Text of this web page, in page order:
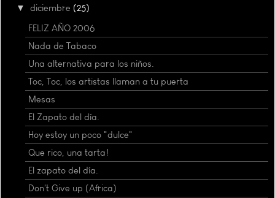
▼ diciembre (25)
FELIZ AÑO 2006
Nada de Tabaco
Una alternativa para los niños.
Toc, Toc, los artistas llaman a tu puerta
Mesas
El Zapato del día.
Hoy estoy un poco "dulce"
Que rico, una tarta!
El zapato del día.
Don't Give up (Africa)